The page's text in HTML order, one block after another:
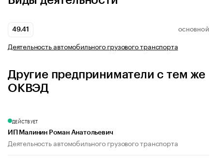
49.41 ОСНОВНОЙ
Деятельность автомобильного грузового транспорта
Другие предприниматели с тем же
ОКВЭД
ДЕЙСТВУЕТ
ИП Малинин Роман Анатольевич
Деятельность автомобильного грузового транспорта